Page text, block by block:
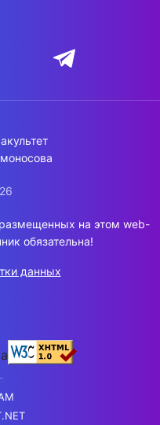
на этом web-
обязательна!
данных